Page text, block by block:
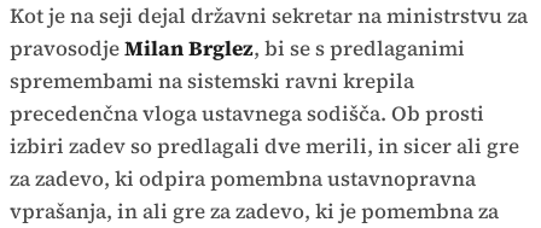
Kot je na seji dejal državni sekretar na ministrstvu za
pravosodjeMilan Brglez, bi se s predlaganimi
spremembami na sistemski ravni krepila
precedenčna vloga ustavnega sodišča. Ob prosti
izbiri zadev so predlagali dve merili, in sicer ali gre
za zadevo, ki odpira pomembna ustavnopravna
vprašanja, in ali gre za zadevo, ki je pomembna za